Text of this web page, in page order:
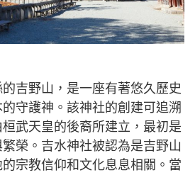
吉野山，是一座有著悠久歷史
守護神。該神社的創建可追溯
武天皇的後裔所建立，最初是
榮。吉水神社被認為是吉野山
宗教信仰和文化息息相關。當